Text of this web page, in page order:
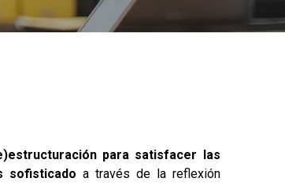
para satisfacer las
sofisticado a través de la reflexión